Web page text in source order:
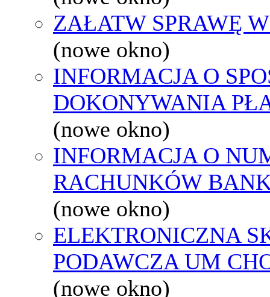
ZAŁATW SPRAWĘ
(nowe okno)
INFORMACJA O
DOKONYWANIA
(nowe okno)
INFORMACJA O
RACHUNKÓW
(nowe okno)
ELEKTRONICZNA
PODAWCZA UM
(nowe okno)